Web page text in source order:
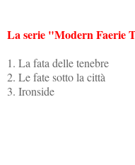
La serie "Modern Faerie
1. La fata delle tenebre
2. Le fate sotto la città
3. Ironside